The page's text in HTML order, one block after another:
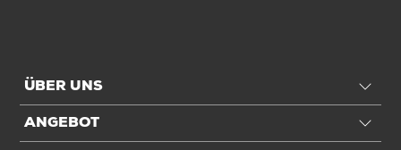
ÜBER UNS
ANGEBOT